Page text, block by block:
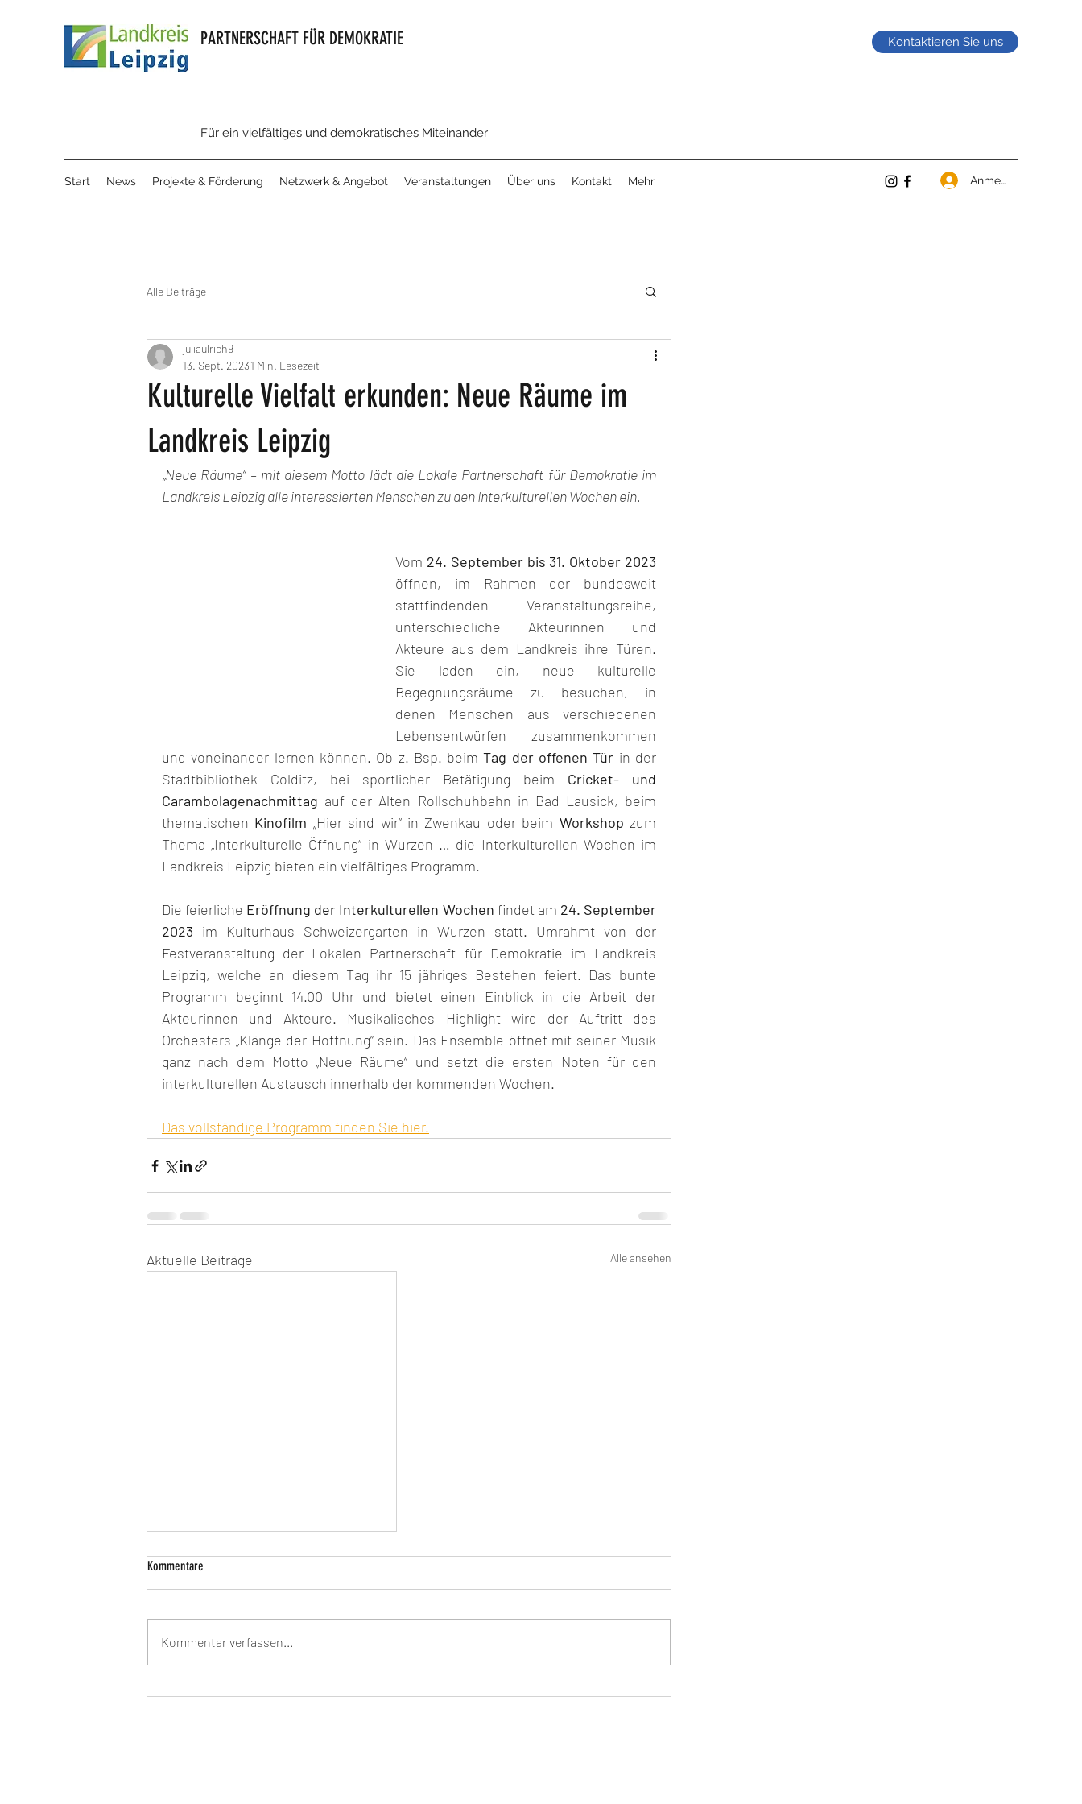
PARTNERSCHAFT FÜR DEMOKRATIE
Für ein vielfältiges und demokratisches Miteinander
Kontaktieren Sie uns
Start News Projekte & Förderung Netzwerk & Angebot Veranstaltungen Über uns Kontakt Mehr Anmelden
Alle Beiträge
Kulturelle Vielfalt erkunden: Neue Räume im
Landkreis Leipzig
juliaulrich9
13. Sept. 20231 Min. Lesezeit
„Neue Räume“ – mit diesem Motto lädt die Lokale Partnerschaft für Demokratie im
Landkreis Leipzig alle interessierten Menschen zu den Interkulturellen Wochen ein.
Vom 24. September bis 31. Oktober 2023
öffnen, im Rahmen der bundesweit
stattfindenden Veranstaltungsreihe,
unterschiedliche Akteurinnen und
Akteure aus dem Landkreis ihre Türen.
Sie laden ein, neue kulturelle
Begegnungsräume zu besuchen, in
denen Menschen aus verschiedenen
Lebensentwürfen zusammenkommen
und voneinander lernen können. Ob z. Bsp. beim Tag der offenen Tür in der
Stadtbibliothek Colditz, bei sportlicher Betätigung beim Cricket- und
Carambolagenachmittag auf der Alten Rollschuhbahn in Bad Lausick, beim
thematischen Kinofilm „Hier sind wir“ in Zwenkau oder beim Workshop zum
Thema „Interkulturelle Öffnung“ in Wurzen … die Interkulturellen Wochen im
Landkreis Leipzig bieten ein vielfältiges Programm.
Die feierliche Eröffnung der Interkulturellen Wochen findet am 24. September
2023 im Kulturhaus Schweizergarten in Wurzen statt. Umrahmt von der
Festveranstaltung der Lokalen Partnerschaft für Demokratie im Landkreis
Leipzig, welche an diesem Tag ihr 15 jähriges Bestehen feiert. Das bunte
Programm beginnt 14.00 Uhr und bietet einen Einblick in die Arbeit der
Akteurinnen und Akteure. Musikalisches Highlight wird der Auftritt des
Orchesters „Klänge der Hoffnung“ sein. Das Ensemble öffnet mit seiner Musik
ganz nach dem Motto „Neue Räume“ und setzt die ersten Noten für den
interkulturellen Austausch innerhalb der kommenden Wochen.
Das vollständige Programm finden Sie hier.
Aktuelle Beiträge Alle ansehen
Partnerschaft für Demokratie beim Tag der
Kommentare
Kommentar verfassen...